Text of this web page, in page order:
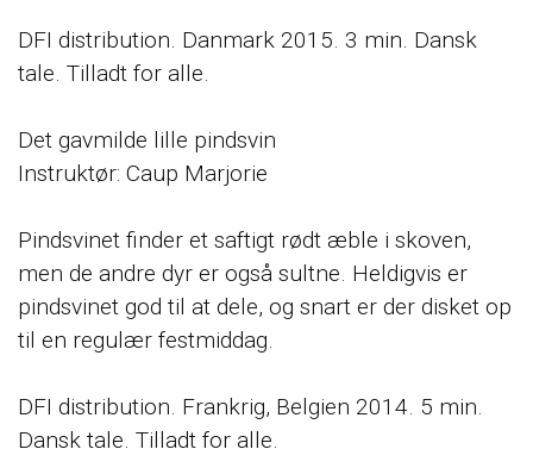
DFI distribution. Danmark 2015. 3 min. Dansk
tale. Tilladt for alle.
Det gavmilde lille pindsvin
Instruktør: Caup Marjorie
Pindsvinet finder et saftigt rødt æble i skoven,
men de andre dyr er også sultne. Heldigvis er
pindsvinet god til at dele, og snart er der disket op
til en regulær festmiddag.
DFI distribution. Frankrig, Belgien 2014. 5 min.
Dansk tale. Tilladt for alle.